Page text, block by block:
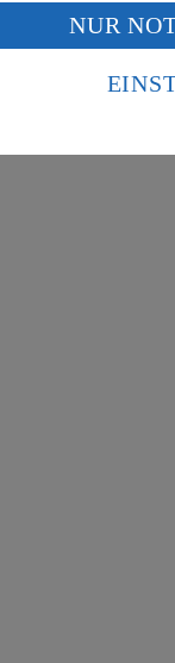
hin, dass wir
„Aktivieren“
Daten in den
europäischen
Zugriffs durch US-
NUR